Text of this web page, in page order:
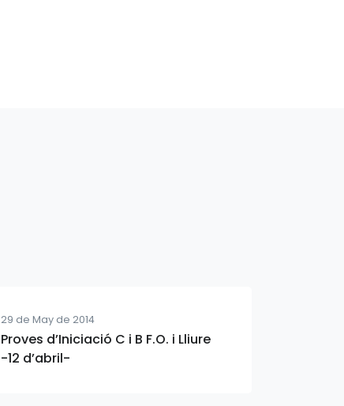
29 de May de 2014
Proves d’Iniciació C i B F.O. i Lliure
-12 d’abril-